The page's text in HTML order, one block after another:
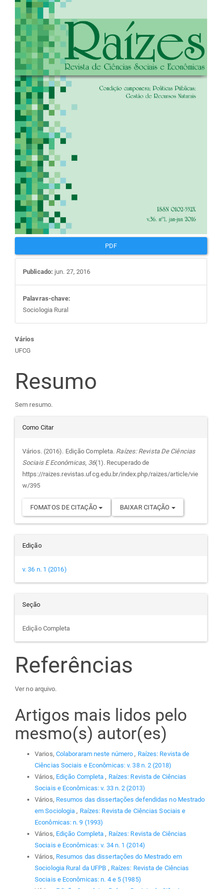
de
artigos
PDF
Publicado: jun. 27, 2016
Palavras-chave:
Sociologia Rural
Conteúdo
do
artigo
principal
Vários
UFCG
Resumo
Sem resumo.
Detalhes
do
artigo
Como Citar
Vários. (2016). Edição Completa. Raízes: Revista De Ciências
Sociais E Econômicas, 36(1). Recuperado de
https://raizes.revistas.ufcg.edu.br/index.php/raizes/article/vie
w/395
FOMATOS DE CITAÇÃO BAIXAR CITAÇÃO
Edição
v. 36 n. 1 (2016)
Seção
Edição Completa
Referências
Ver no arquivo.
Artigos mais lidos pelo
mesmo(s) autor(es)
Varios, Colaboraram neste número, Raízes: Revista de
Ciências Sociais e Econômicas: v. 38 n. 2 (2018)
Vários, Edição Completa, Raízes: Revista de Ciências
Sociais e Econômicas: v. 33 n. 2 (2013)
Vários, Resumos das dissertações defendidas no Mestrado
em Sociologia, Raízes: Revista de Ciências Sociais e
Econômicas: n. 9 (1993)
Vários, Edição Completa, Raízes: Revista de Ciências
Sociais e Econômicas: v. 34 n. 1 (2014)
Vários, Resumos das dissertações do Mestrado em
Sociologia Rural da UFPB , Raízes: Revista de Ciências
Sociais e Econômicas: n. 4 e 5 (1985)